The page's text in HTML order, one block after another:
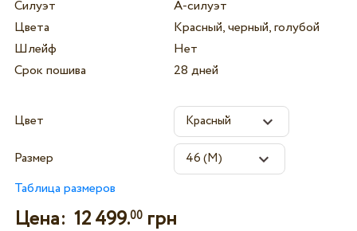
Силуэт
А-силуэт
Цвета
Красный, черный, голубой
Шлейф
Нет
Срок пошива
28 дней
Цвет
Размер
Таблица размеров
Цена: 12 499.00грн